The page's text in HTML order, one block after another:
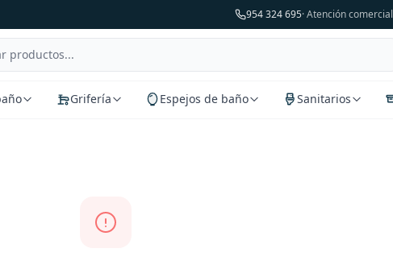
954 324 695· Atención comercial
Grifería Espejos de baño Sanitarios